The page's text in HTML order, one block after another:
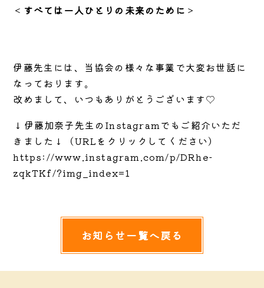
＜ すべては一人ひとりの未来のために ＞
伊藤先生には、当協会の様々な事業で大変お世話に
なっております。
改めまして、いつもありがとうございます♡
↓伊藤加奈子先生のInstagramでもご紹介いただ
きました↓（URLをクリックしてください）
https://www.instagram.com/p/DRhe-
zqkTKf/?img_index=1
お知らせ一覧へ戻る